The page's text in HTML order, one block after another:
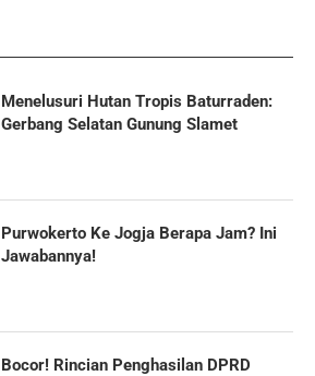
Menelusuri Hutan Tropis Baturraden:
Gerbang Selatan Gunung Slamet
Purwokerto Ke Jogja Berapa Jam? Ini
Jawabannya!
Bocor! Rincian Penghasilan DPRD